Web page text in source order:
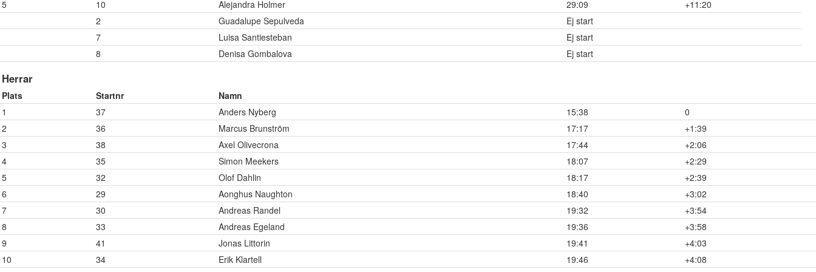
5 10 Alejandra Holmer 29:09
+11:20
2
Guadalupe Sepulveda
Ej start
7
Luisa Santiesteban
Ej start
8
Denisa Gombalova Ej start
Herrar
Plats Startnr
Namn
1
37 Anders Nyberg 15:38
0
2
36 Marcus Brunström 17:17
+1:39
3
38 Axel Olivecrona 17:44
+2:06
4
35 Simon Meekers 18:07
+2:29
5
32 Olof Dahlin 18:17
+2:39
6
29 Aonghus Naughton 18:40
+3:02
7
30 Andreas Randel 19:32
+3:54
8
33 Andreas Egeland 19:36
+3:58
9
41 Jonas Littorin 19:41
+4:03
10
34 Erik Klartell 19:46
+4:08